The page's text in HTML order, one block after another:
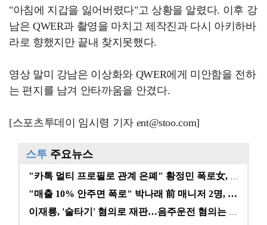
"아침에 지갑을 잃어버렸다"고 상황을 알렸다. 이후 강
남은 QWER과 촬영을 마치고 제작진과 다시 아키하바
라로 향했지만 끝내 찾지못했다.
영상 말미 강남은 이상화와 QWER에게 미안함을 전하
는 편지를 남겨 안타까움을 안겼다.
[스포츠투데이 임시령 기자 ent@stoo.com]
스투 주요뉴스
"카톡 멀티 프로필로 관계 은폐" 황정민 폭로女, 문자…
"매출 10% 안주면 폭로" 박나래 前 매니저 2명, …
이재룡, '술타기' 혐의로 재판…음주운전 혐의는 미적용…